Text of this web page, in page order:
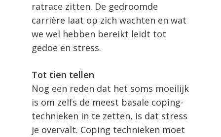
ratrace zitten. De gedroomde
carrière laat op zich wachten en wat
we wel hebben bereikt leidt tot
gedoe en stress.
Tot tien tellen
Nog een reden dat het soms moeilijk
is om zelfs de meest basale coping-
technieken in te zetten, is dat stress
je overvalt. Coping technieken moet